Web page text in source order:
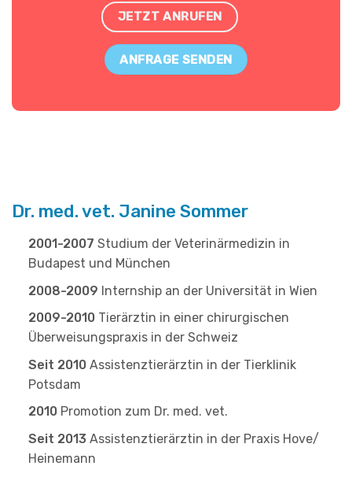
JETZT ANRUFEN
ANFRAGE SENDEN
Dr. med. vet. Janine Sommer
2001-2007 Studium der Veterinärmedizin in
Budapest und München
2008-2009 Internship an der Universität in Wien
2009-2010Tierärztin in einer chirurgischen
Überweisungspraxis in der Schweiz
Seit 2010Assistenztierärztin in der Tierklinik
Potsdam
2010Promotion zum Dr. med. vet.
Seit 2013 Assistenztierärztin in der Praxis Hove/
Heinemann